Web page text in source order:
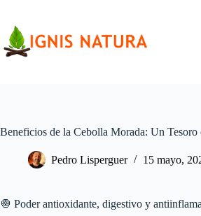
contenido
Beneficios de la Cebolla Morada: Un Tesoro
Pedro Lisperguer 15 mayo,
🧅 Poder antioxidante, digestivo y